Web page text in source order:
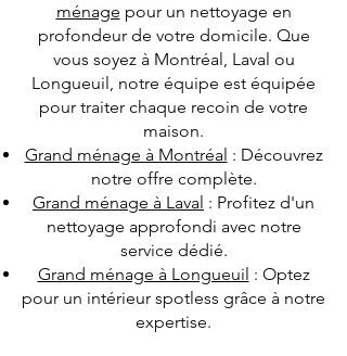
ménage pour un nettoyage en
profondeur de votre domicile. Que
vous soyez à Montréal, Laval ou
Longueuil, notre équipe est équipée
pour traiter chaque recoin de votre
maison.
Grand ménage à Montréal : Découvrez
notre offre complète.
Grand ménage à Laval : Profitez d'un
nettoyage approfondi avec notre
service dédié.
Grand ménage à Longueuil : Optez
pour un intérieur spotless grâce à notre
expertise.